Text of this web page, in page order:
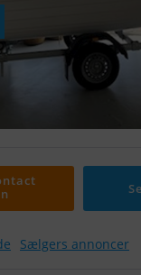
Sælgers annoncer